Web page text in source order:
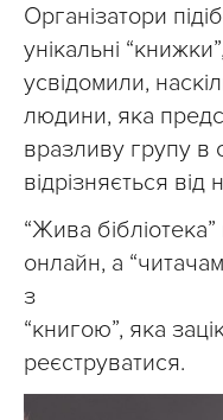
Організатори
унікальні
усвідомили,
людини, яка
вразливу групу в
відрізняється
“Жива
онлайн, а
з
“книгою”, яка
реєструватися.